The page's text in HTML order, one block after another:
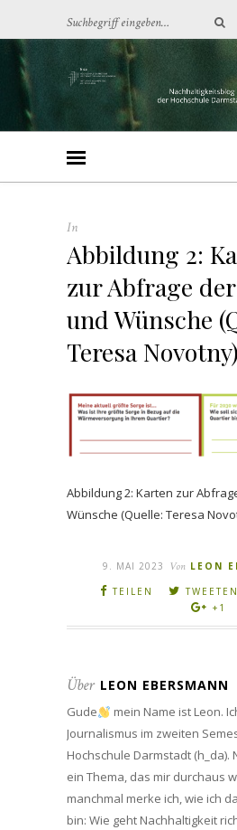
In
Abbildung 2:
zur Abfrage
und Wünsche
Teresa Novotny)
Abbildung 2: Karten zur
Wünsche (Quelle: Teresa
9. MAI 2023 Von LEON
TEILEN
TWEETEN
+1
Über LEON EBERSMANN
Gude
mein Name ist Leon.
Journalismus im zweiten
Hochschule Darmstadt (h_da).
ein Thema, das mir durchaus
manchmal merke ich, wie ich
bin: Wie geht Nachhaltigkeit